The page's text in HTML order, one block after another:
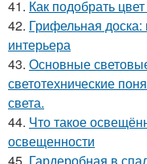
41. Как подобрать
42. Грифельная
интерьера
43. Основные
светотехнические
света.
44. Что такое
освещенности